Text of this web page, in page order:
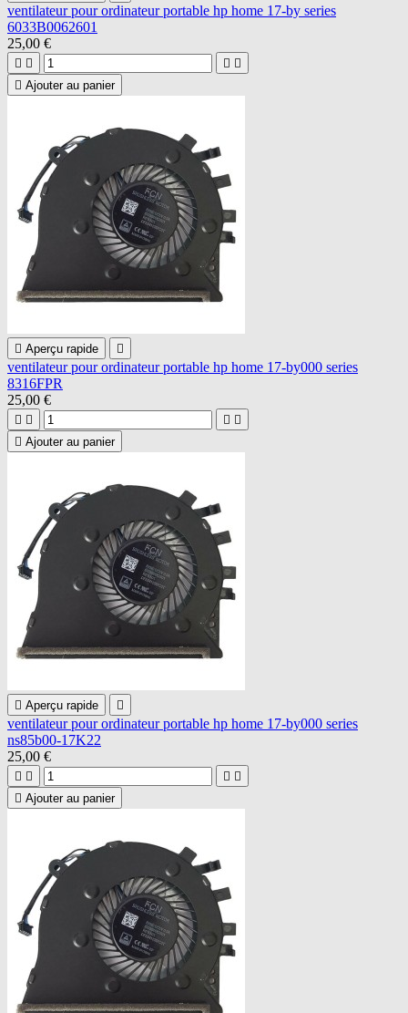
ventilateur pour ordinateur portable hp home 17-by series
6033B0062601
25,00 €
   
 Ajouter au panier
 Aperçu rapide 
ventilateur pour ordinateur portable hp home 17-by000 series
8316FPR
25,00 €
   
 Ajouter au panier
 Aperçu rapide 
ventilateur pour ordinateur portable hp home 17-by000 series
ns85b00-17K22
25,00 €
   
 Ajouter au panier